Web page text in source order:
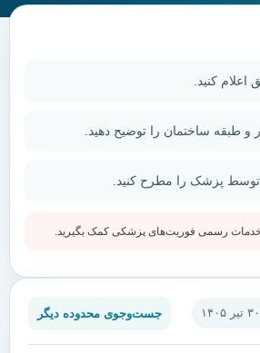
جست‌وجوی محدوده دیگر
کنید.
و طبقه ساختمان را توضیح دهید.
توسط پزشک را مطرح کنید.
رسمی فوریت‌های پزشکی کمک بگیرید.